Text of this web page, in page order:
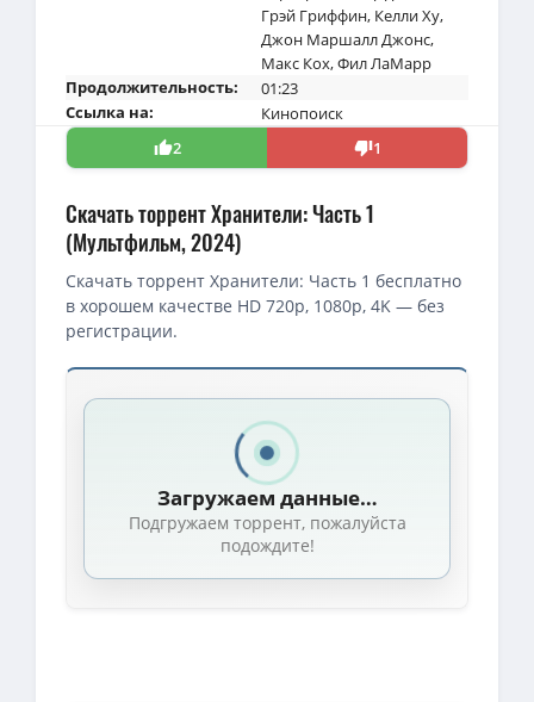
Грэй Гриффин, Келли Ху,
Джон Маршалл Джонс,
Макс Кох,Фил ЛаМарр
Продолжительность:
01:23
Ссылка на:
Кинопоиск
2
1
Скачать торрент Хранители: Часть 1
(Мультфильм, 2024)
Скачать торрент Хранители: Часть 1 бесплатно
в хорошем качестве HD 720p, 1080p, 4K — без
регистрации.
Загружаем данные…
Подгружаем торрент, пожалуйста
подождите!